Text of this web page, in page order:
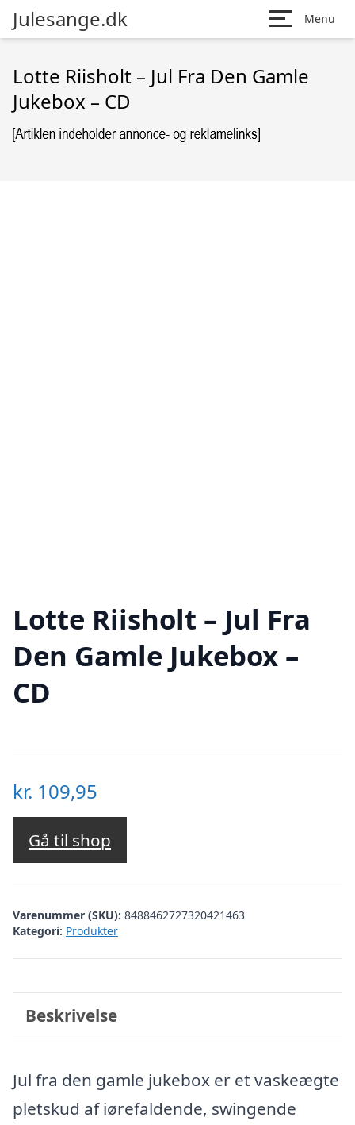
Julesange.dk Menu
Lotte Riisholt – Jul Fra Den Gamle
Jukebox – CD
Lotte Riisholt – Jul Fra
Den Gamle Jukebox –
CD
kr. 109,95
Gå til shop
Varenummer (SKU): 8488462727320421463
Kategori: Produkter
Beskrivelse
Jul fra den gamle jukebox er et vaskeægte
pletskud af iørefaldende, swingende